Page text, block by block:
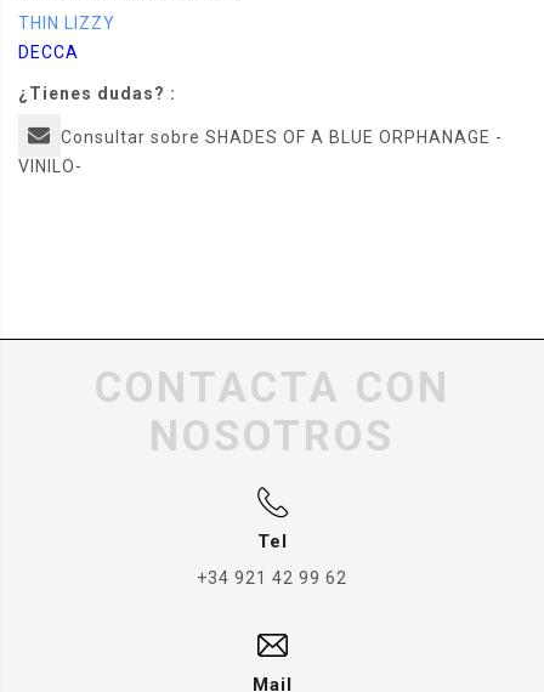
THIN LIZZY
DECCA
¿Tienes dudas? :
Consultar sobre SHADES OF A BLUE ORPHANAGE -
VINILO-
CONTACTA CON
NOSOTROS
Tel
+34 921 42 99 62
Mail